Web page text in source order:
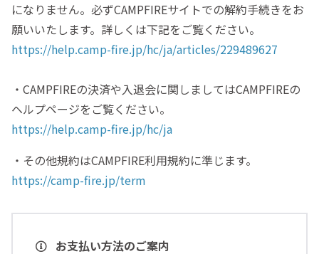
になりません。必ずCAMPFIREサイトでの解約手続きをお
願いいたします。詳しくは下記をご覧ください。
https://help.camp-fire.jp/hc/ja/articles/229489627
・CAMPFIREの決済や入退会に関しましてはCAMPFIREの
ヘルプページをご覧ください。
https://help.camp-fire.jp/hc/ja
・その他規約はCAMPFIRE利用規約に準じます。
https://camp-fire.jp/term
お支払い方法のご案内